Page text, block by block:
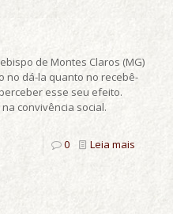
de Montes Claros (MG)
no dá-la quanto no recebê-
esse seu efeito.
convivência social.
0 Leia mais